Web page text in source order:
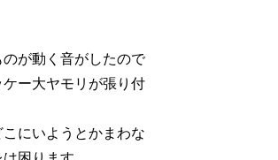
が動く音がしたので
ー大ヤモリが張り付
こにいようとかまわな